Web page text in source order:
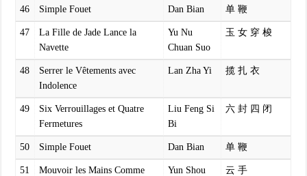
46 Simple Fouet Dan Bian 单 鞭
47
La Fille de Jade Lance la
Navette
Yu Nu
Chuan Suo
玉 女 穿 梭
48
Serrer le Vêtements avec
Indolence
Lan Zha Yi 揽 扎 衣
49
Six Verrouillages et Quatre
Fermetures
Liu Feng Si
Bi
六 封 四 闭
50 Simple Fouet Dan Bian 单 鞭
51 Mouvoir les Mains Comme Yun Shou 云 手